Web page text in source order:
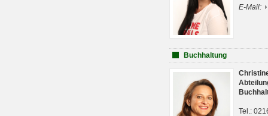
E-Mail:
Buchhaltung
Tel.: